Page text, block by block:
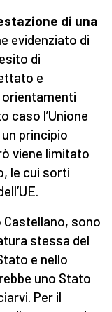
di una
evidenziato di
di
e
caso l’Unione
principio
viene limitato
le cui sorti
Castellano, sono
stessa del
e nello
uno Stato
Per il